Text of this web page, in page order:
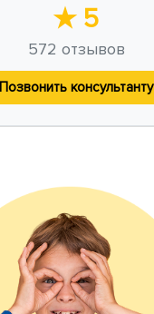
★ 5
572 отзывов
Позвонить консультанту